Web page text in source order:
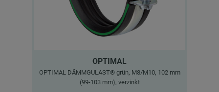
OPTIMAL
OPTIMAL DÄMMGULAST® grün, M8/M10, 102 mm
(99-103 mm), verzinkt